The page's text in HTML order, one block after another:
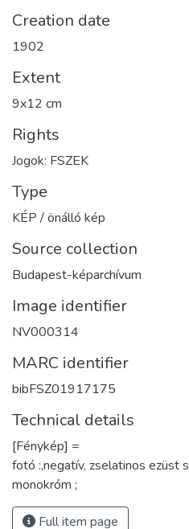
Creation date
1902
Extent
9x12 cm
Rights
Jogok: FSZEK
Type
KÉP / önálló kép
Source collection
Budapest-képarchívum
Image identifier
NV000314
MARC identifier
bibFSZ01917175
Technical details
[Fénykép] =
fotó :,negatív, zselatinos ezüst
monokróm ;
Full item page